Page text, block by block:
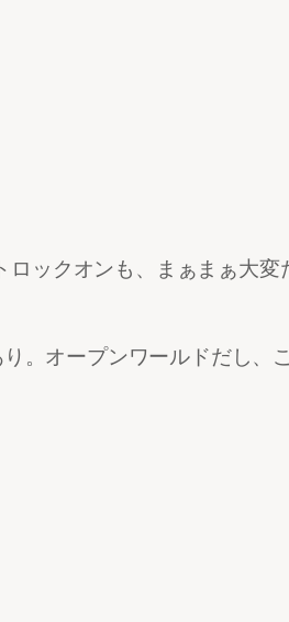
ックオンも、まぁまぁ大
。オープンワールドだし、